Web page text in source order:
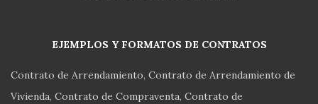
EJEMPLOS Y FORMATOS DE CONTRATOS
Contrato de Arrendamiento Contrato de Arrendamiento de
Vivienda Contrato de Compraventa Contrato de